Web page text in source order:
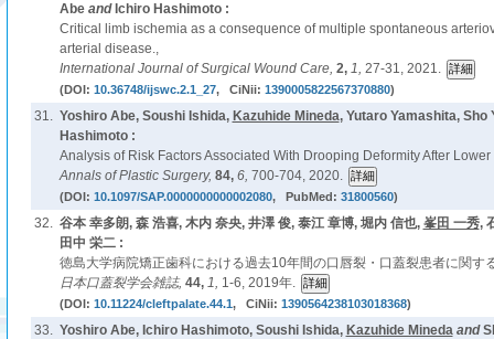
Abeand Ichiro Hashimoto :
Critical limb ischemia as a consequence of multiple spontaneous
arterial disease.,
International Journal of Surgical Wound Care, 2, 1, 27-31, 2021.
(DOI: 10.36748/ijswc.2.1_27, CiNii: 1390005822567370880)
31. Yoshiro Abe, Soushi Ishida, Kazuhide Mineda, Yutaro Yamashita, Sho
Hashimoto :
Analysis of Risk Factors Associated With Drooping Deformity After
Annals of Plastic Surgery, 84, 6, 700-704, 2020.
(DOI: 10.1097/SAP.0000000000002080, PubMed: 31800560)
32. 谷本 幸多朗, 森 浩喜, 木内 奈央, 井澤 俊, 泰江 章博, 堀内 信也, 峯田 一秀,
田中 栄二 :
徳島大学病院矯正歯科における過去10年間の口唇裂・口蓋裂患者に関す
日本口蓋裂学会雑誌, 44, 1, 1-6, 2019年.
(DOI: 10.11224/cleftpalate.44.1, CiNii: 1390564238103018368)
33. Yoshiro Abe, Ichiro Hashimoto, Soushi Ishida, Kazuhide Minedaand